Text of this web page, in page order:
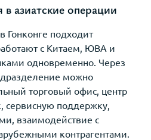
азиатские операции
Гонконге подходит
с Китаем, ЮВА и
одновременно. Через
можно
торговый офис, центр
сервисную поддержку,
взаимодействие с
контрагентами.